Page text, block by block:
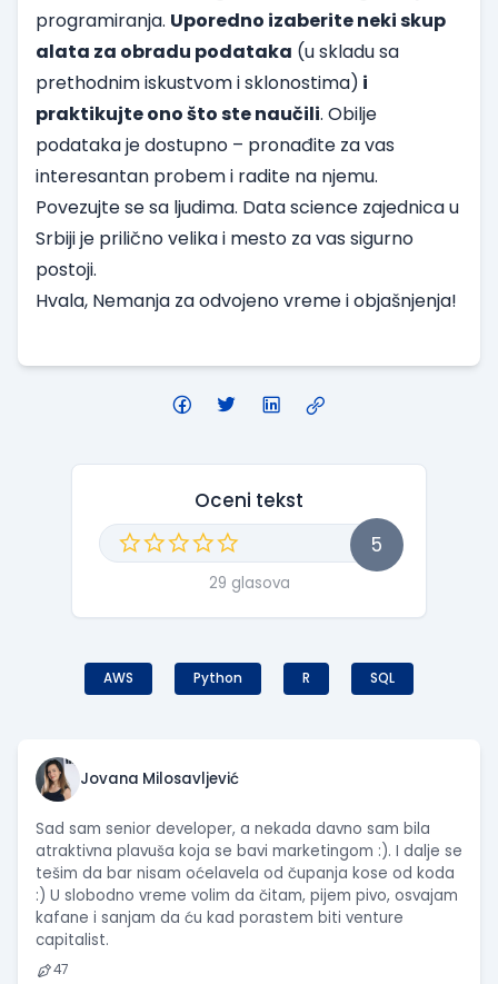
programiranja. Uporedno izaberite neki skup
alata za obradu podataka (u skladu sa
prethodnim iskustvom i sklonostima) i
praktikujte ono što ste naučili. Obilje
podataka je dostupno – pronađite za vas
interesantan probem i radite na njemu.
Povezujte se sa ljudima. Data science zajednica u
Srbiji je prilično velika i mesto za vas sigurno
postoji.
Hvala, Nemanja za odvojeno vreme i objašnjenja!
Oceni tekst
5
29 glasova
AWS Python R SQL
Jovana Milosavljević
Sad sam senior developer, a nekada davno sam bila
atraktivna plavuša koja se bavi marketingom :). I dalje se
tešim da bar nisam oćelavela od čupanja kose od koda
:) U slobodno vreme volim da čitam, pijem pivo, osvajam
kafane i sanjam da ću kad porastem biti venture
capitalist.
47